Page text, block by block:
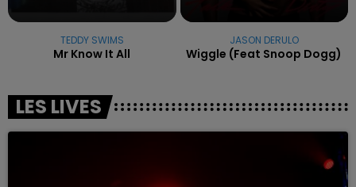
TEDDY SWIMS
Mr Know It All
JASON DERULO
Wiggle (feat Snoop Dogg)
LES LIVES